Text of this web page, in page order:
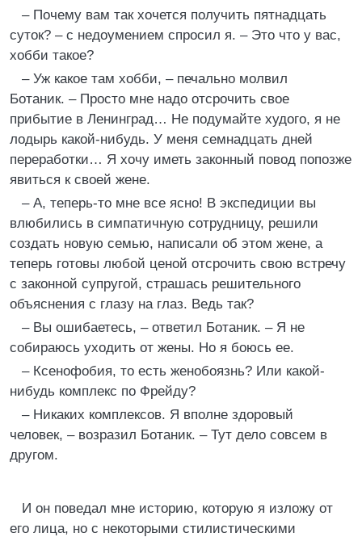
– Почему вам так хочется получить пятнадцать
суток? – с недоумением спросил я. – Это что у вас,
хобби такое?
– Уж какое там хобби, – печально молвил
Ботаник. – Просто мне надо отсрочить свое
прибытие в Ленинград… Не подумайте худого, я не
лодырь какой-нибудь. У меня семнадцать дней
переработки… Я хочу иметь законный повод попозже
явиться к своей жене.
– А, теперь-то мне все ясно! В экспедиции вы
влюбились в симпатичную сотрудницу, решили
создать новую семью, написали об этом жене, а
теперь готовы любой ценой отсрочить свою встречу
с законной супругой, страшась решительного
объяснения с глазу на глаз. Ведь так?
– Вы ошибаетесь, – ответил Ботаник. – Я не
собираюсь уходить от жены. Но я боюсь ее.
– Ксенофобия, то есть женобоязнь? Или какой-
нибудь комплекс по Фрейду?
– Никаких комплексов. Я вполне здоровый
человек, – возразил Ботаник. – Тут дело совсем в
другом.
И он поведал мне историю, которую я изложу от
его лица, но с некоторыми стилистическими